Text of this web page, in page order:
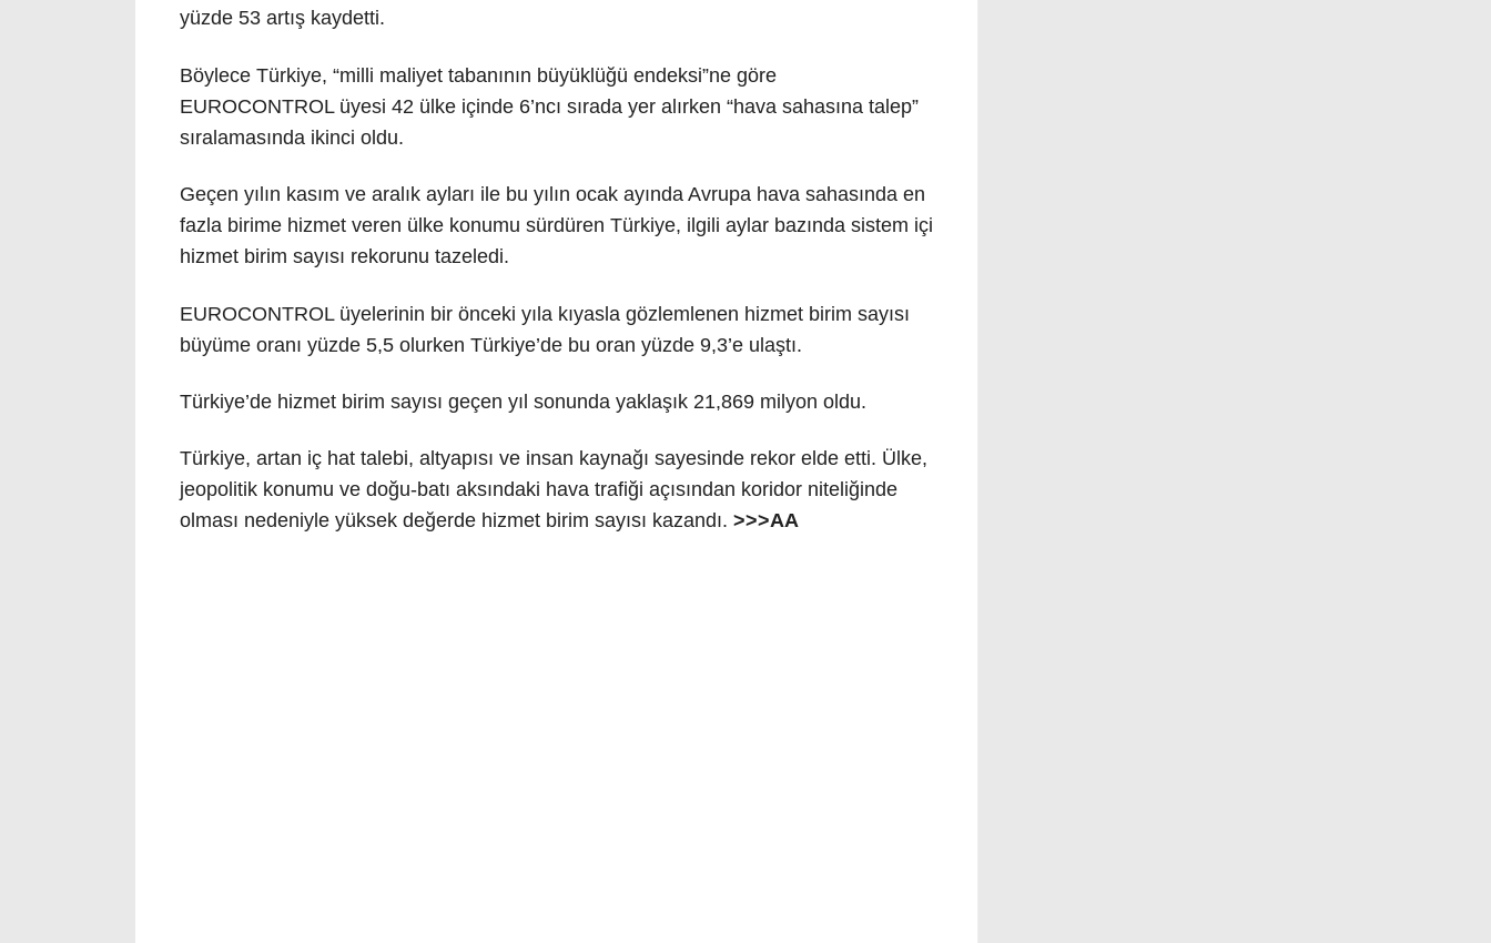
yüzde 53 artış kaydetti.
Böylece Türkiye, “milli maliyet tabanının büyüklüğü endeksi”ne göre
EUROCONTROL üyesi 42 ülke içinde 6’ncı sırada yer alırken “hava sahasına talep”
sıralamasında ikinci oldu.
Geçen yılın kasım ve aralık ayları ile bu yılın ocak ayında Avrupa hava sahasında en
fazla birime hizmet veren ülke konumu sürdüren Türkiye, ilgili aylar bazında sistem içi
hizmet birim sayısı rekorunu tazeledi.
EUROCONTROL üyelerinin bir önceki yıla kıyasla gözlemlenen hizmet birim sayısı
büyüme oranı yüzde 5,5 olurken Türkiye’de bu oran yüzde 9,3’e ulaştı.
Türkiye’de hizmet birim sayısı geçen yıl sonunda yaklaşık 21,869 milyon oldu.
Türkiye, artan iç hat talebi, altyapısı ve insan kaynağı sayesinde rekor elde etti. Ülke,
jeopolitik konumu ve doğu-batı aksındaki hava trafiği açısından koridor niteliğinde
olması nedeniyle yüksek değerde hizmet birim sayısı kazandı. >>>AA